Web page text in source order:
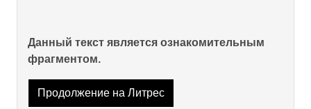
Данный текст является ознакомительным
фрагментом.
Продолжение на Литрес